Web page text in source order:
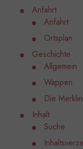
Anfahrt
Anfahrt
Ortsplan
Geschichte
Allgemein
Wappen
Die
Inhalt
Suche